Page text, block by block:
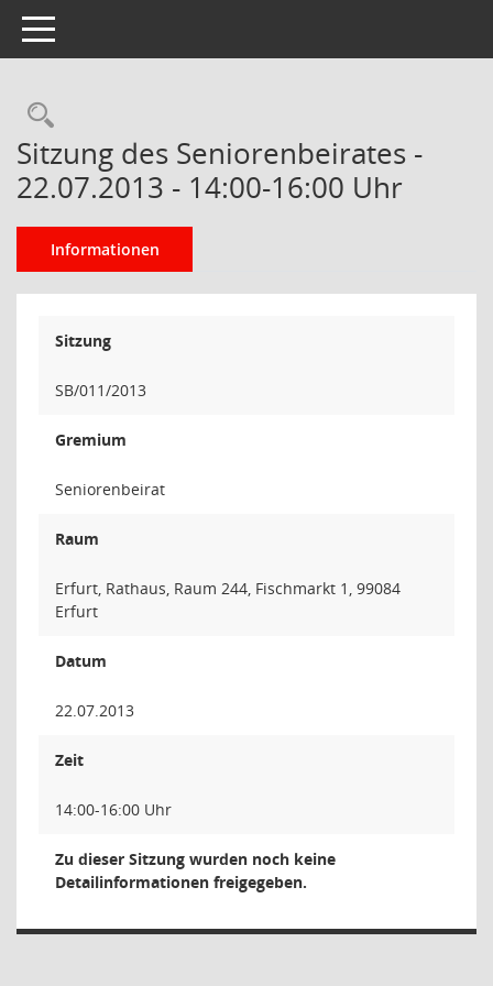
Toggle navigation
Rechercheauswahl
Sitzung des Seniorenbeirates -
22.07.2013 - 14:00-16:00 Uhr
Informationen
Sitzung
SB/011/2013
Gremium
Seniorenbeirat
Raum
Erfurt, Rathaus, Raum 244, Fischmarkt 1, 99084
Erfurt
Datum
22.07.2013
Zeit
14:00-16:00 Uhr
Zu dieser Sitzung wurden noch keine
Detailinformationen freigegeben.